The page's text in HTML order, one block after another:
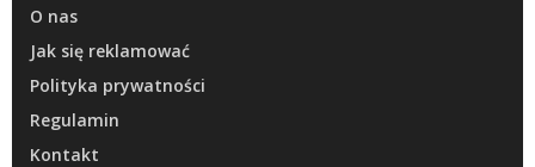
O nas
Jak się reklamować
Polityka prywatności
Regulamin
Kontakt